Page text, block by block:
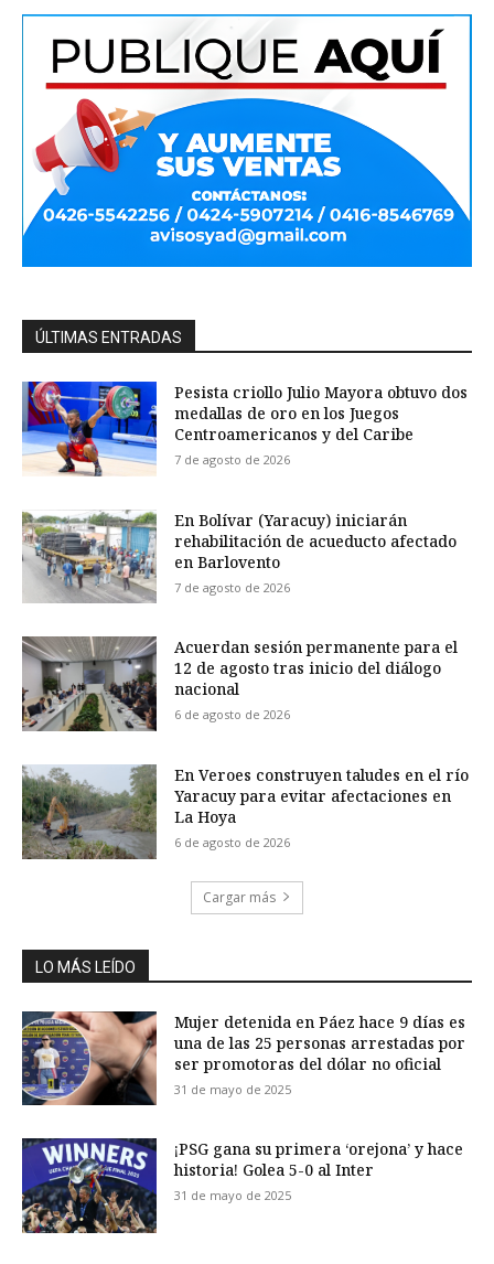
ÚLTIMAS ENTRADAS
Pesista criollo Julio Mayora obtuvo dos
medallas de oro en los Juegos
Centroamericanos y del Caribe
7 de agosto de 2026
En Bolívar (Yaracuy) iniciarán
rehabilitación de acueducto afectado
en Barlovento
7 de agosto de 2026
Acuerdan sesión permanente para el
12 de agosto tras inicio del diálogo
nacional
6 de agosto de 2026
En Veroes construyen taludes en el río
Yaracuy para evitar afectaciones en
La Hoya
6 de agosto de 2026
Cargar más
LO MÁS LEÍDO
Mujer detenida en Páez hace 9 días es
una de las 25 personas arrestadas por
ser promotoras del dólar no oficial
31 de mayo de 2025
¡PSG gana su primera ‘orejona’ y hace
historia! Golea 5-0 al Inter
31 de mayo de 2025